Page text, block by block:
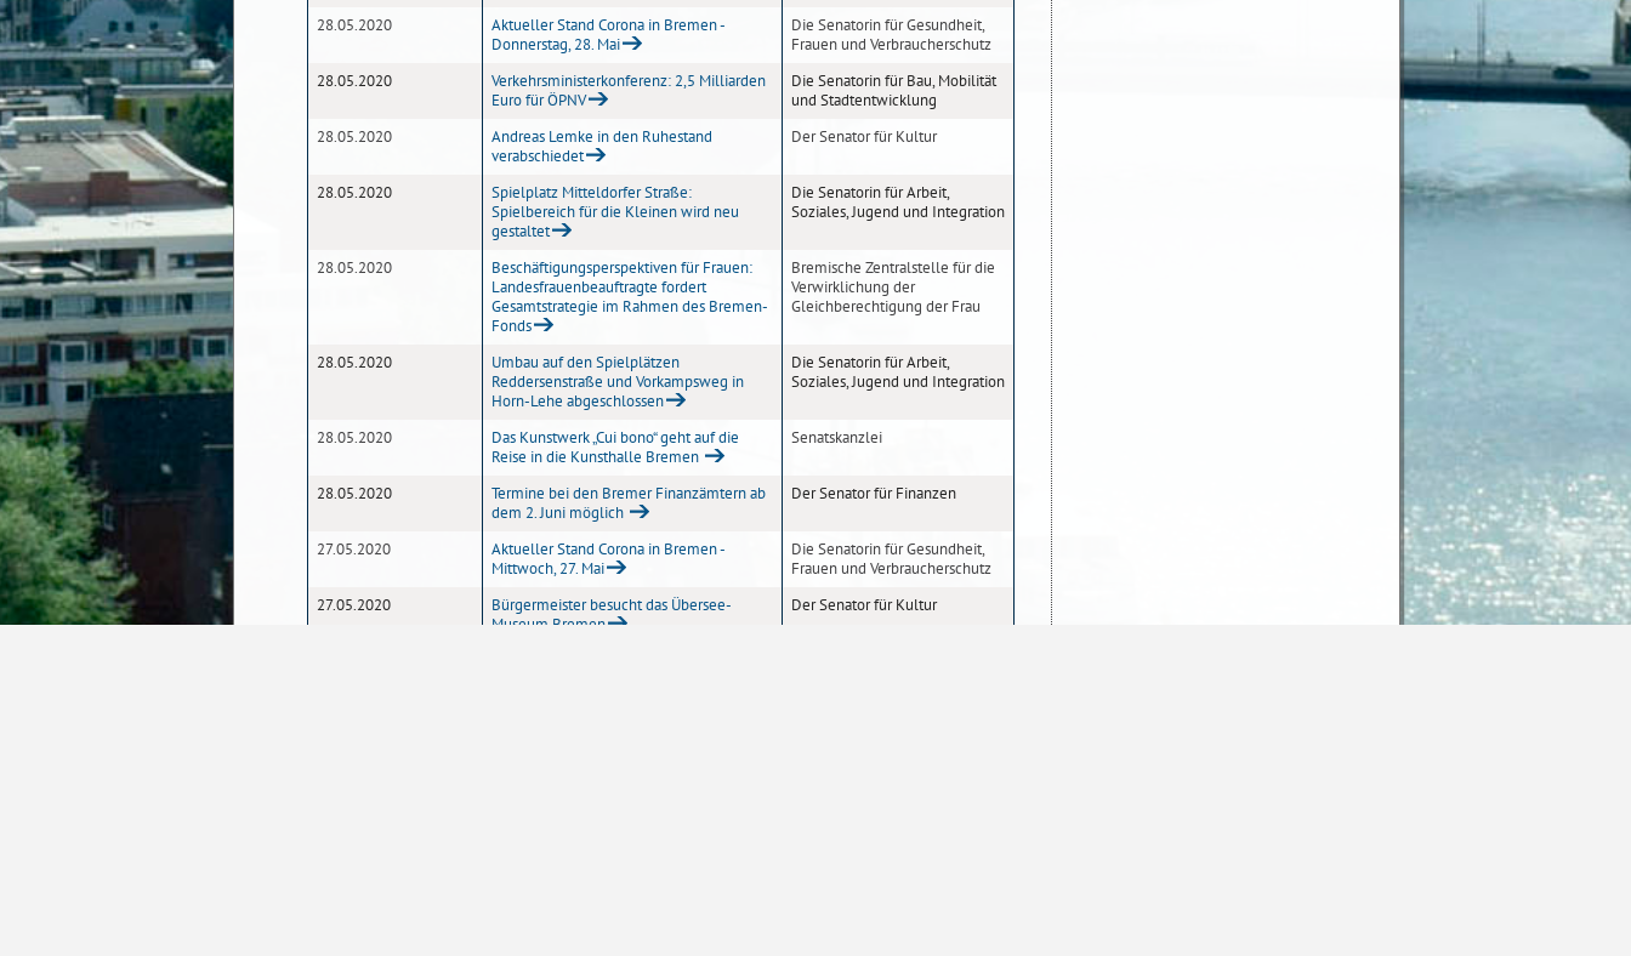
28.05.2020
Aktueller Stand Corona in Bremen -
Donnerstag, 28. Mai
Die Senatorin für Gesundheit,
Frauen und Verbraucherschutz
28.05.2020
Verkehrsministerkonferenz: 2,5 Milliarden
Euro für ÖPNV
Die Senatorin für Bau, Mobilität
und Stadtentwicklung
28.05.2020
Andreas Lemke in den Ruhestand
verabschiedet
Der Senator für Kultur
28.05.2020
Spielplatz Mitteldorfer Straße:
Spielbereich für die Kleinen wird neu
gestaltet
Die Senatorin für Arbeit,
Soziales, Jugend und Integration
28.05.2020
Beschäftigungsperspektiven für Frauen:
Landesfrauenbeauftragte fordert
Gesamtstrategie im Rahmen des Bremen-
Fonds
Bremische Zentralstelle für die
Verwirklichung der
Gleichberechtigung der Frau
28.05.2020
Umbau auf den Spielplätzen
Reddersenstraße und Vorkampsweg in
Horn-Lehe abgeschlossen
Die Senatorin für Arbeit,
Soziales, Jugend und Integration
28.05.2020
Das Kunstwerk „Cui bono“ geht auf die
Reise in die Kunsthalle Bremen
Senatskanzlei
28.05.2020
Termine bei den Bremer Finanzämtern ab
dem 2. Juni möglich
Der Senator für Finanzen
27.05.2020
Aktueller Stand Corona in Bremen -
Mittwoch, 27. Mai
Die Senatorin für Gesundheit,
Frauen und Verbraucherschutz
27.05.2020
Bürgermeister besucht das Übersee-
Museum Bremen
Der Senator für Kultur